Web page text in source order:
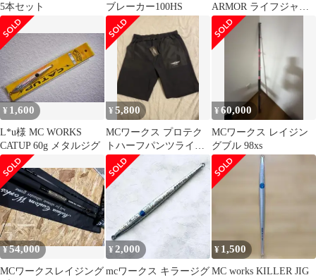
5本セット
ブレーカー100HS
ARMOR ライフジャケ
ット
¥ 1,600
L*u様 MC WORKS
CATUP 60g メタルジグ
¥5,800
MCワークス プロテク
トハーフパンツライト3
PHP-25 2026モデル
¥60,000
MCワークス レイジン
グブル 98xs
¥54,000
MCワークスレイジング
¥2,000
mcワークス キラージグ
¥ 1,500
MC works KILLER JIG